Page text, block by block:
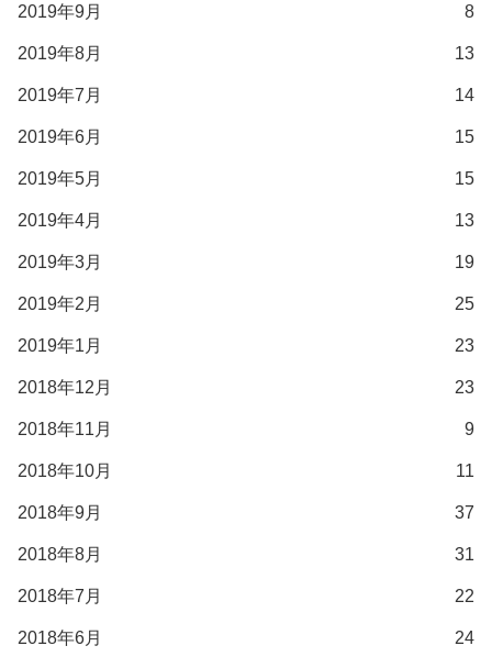
2019年9月 8
2019年8月 13
2019年7月 14
2019年6月 15
2019年5月 15
2019年4月 13
2019年3月 19
2019年2月 25
2019年1月 23
2018年12月 23
2018年11月 9
2018年10月 11
2018年9月 37
2018年8月 31
2018年7月 22
2018年6月 24